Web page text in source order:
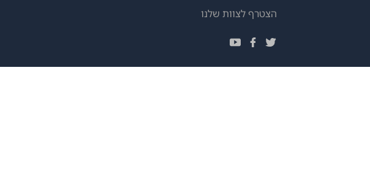
הצטרף לצוות שלנו(נפתח
(נפתח(נפתח(נפתח